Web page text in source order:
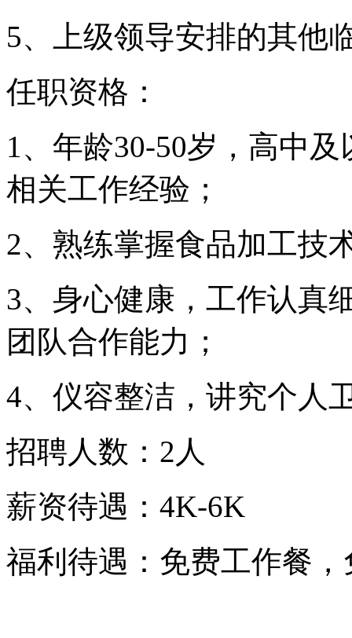
5、上级领导安排的其他
任职资格：
1、年龄30-50岁，高中
相关工作经验；
2、熟练掌握食品加工技
3、身心健康，工作认真
团队合作能力；
4、仪容整洁，讲究个人
招聘人数：2人
薪资待遇：4K-6K
福利待遇：免费工作餐